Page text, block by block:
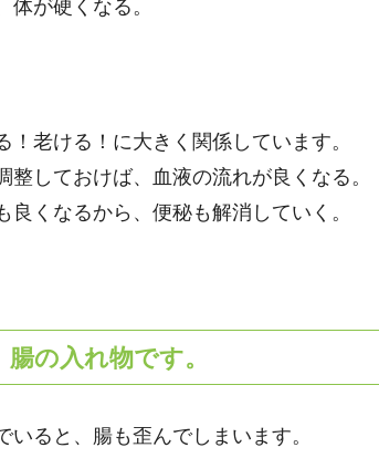
体が硬くなる。
！老ける！に大きく関係しています。
整しておけば、血液の流れが良くなる。
良くなるから、便秘も解消していく。
の入れ物です。
いると、腸も歪んでしまいます。